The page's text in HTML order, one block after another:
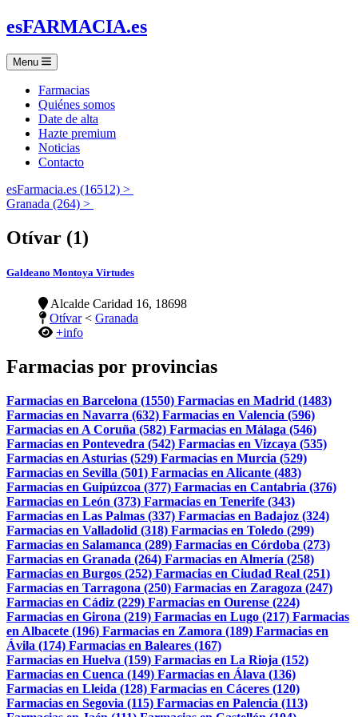
esFARMACIA.es
Menu
Farmacias
Quiénes somos
Date de alta
Hazte premium
Noticias
Contacto
esFarmacia.es (16512) >
Granada (264) >
Otívar (1)
Galdeano Montoya Virtudes
Alcalde Caridad 16, 18698
Otívar< Granada
+info
Farmacias por provincias
Farmacias en Barcelona (1550) Farmacias en Madrid (1483)
Farmacias en Navarra (632) Farmacias en Valencia (596)
Farmacias en A Coruña (582) Farmacias en Málaga (546)
Farmacias en Pontevedra (542) Farmacias en Vizcaya (535)
Farmacias en Asturias (529) Farmacias en Murcia (529)
Farmacias en Sevilla (501) Farmacias en Alicante (483)
Farmacias en Guipúzcoa (377) Farmacias en Cantabria (376)
Farmacias en León (373) Farmacias en Tenerife (343)
Farmacias en Las Palmas (337) Farmacias en Badajoz (324)
Farmacias en Valladolid (318) Farmacias en Toledo (299)
Farmacias en Salamanca (289) Farmacias en Córdoba (273)
Farmacias en Granada (264) Farmacias en Almería (258)
Farmacias en Burgos (252) Farmacias en Ciudad Real (251)
Farmacias en Tarragona (250) Farmacias en Zaragoza (247)
Farmacias en Cádiz (229) Farmacias en Ourense (224)
Farmacias en Girona (219) Farmacias en Lugo (217) Farmacias
en Albacete (196) Farmacias en Zamora (189) Farmacias en
Ávila (174) Farmacias en Baleares (167)
Farmacias en Huelva (159) Farmacias en La Rioja (152)
Farmacias en Cuenca (149) Farmacias en Álava (136)
Farmacias en Lleida (128) Farmacias en Cáceres (120)
Farmacias en Segovia (115) Farmacias en Palencia (113)